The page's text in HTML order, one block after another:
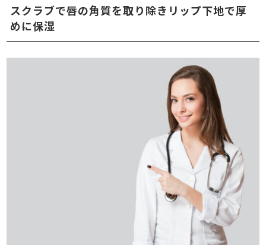
スクラブで唇の角質を取り除きリップ下地で厚
めに保湿